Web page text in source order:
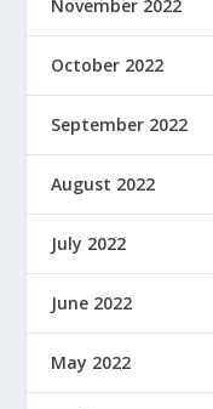
November 2022
October 2022
September 2022
August 2022
July 2022
June 2022
May 2022